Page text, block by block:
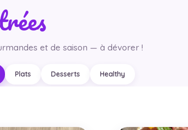
et de saison — à dévorer !
Plats Desserts Healthy